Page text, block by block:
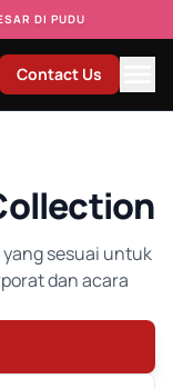
DI PUDU
Contact Us
sesuai untuk
dan acara